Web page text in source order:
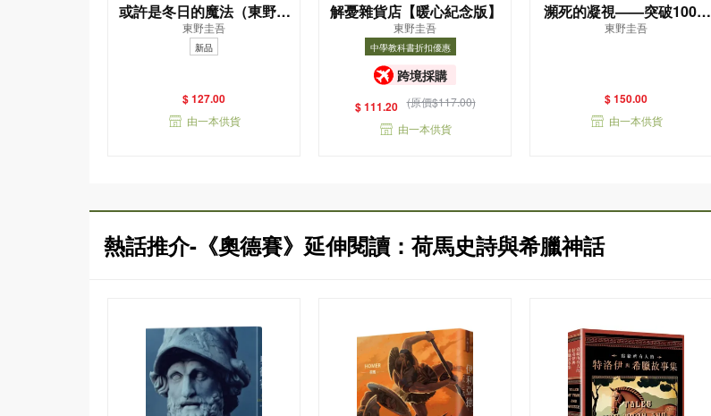
或許是冬日的魔法（東野圭
吾親自繪製貓咪插畫限定書
衣版）
東野圭吾
新品
$ 127.00
由一本供貨
解憂雜貨店【暖心紀念版】
東野圭吾
中學教科書折扣優惠
中學教科書折扣優惠
跨境採購
$ 111.20 (原價$117.00)
由一本供貨
瀕死的凝視——突破100萬
冊！這次的東野圭吾很惡
東野圭吾
$ 150.00
由一本供貨
熱話推介-《奧德賽》延伸閱讀：荷馬史詩與希臘神話